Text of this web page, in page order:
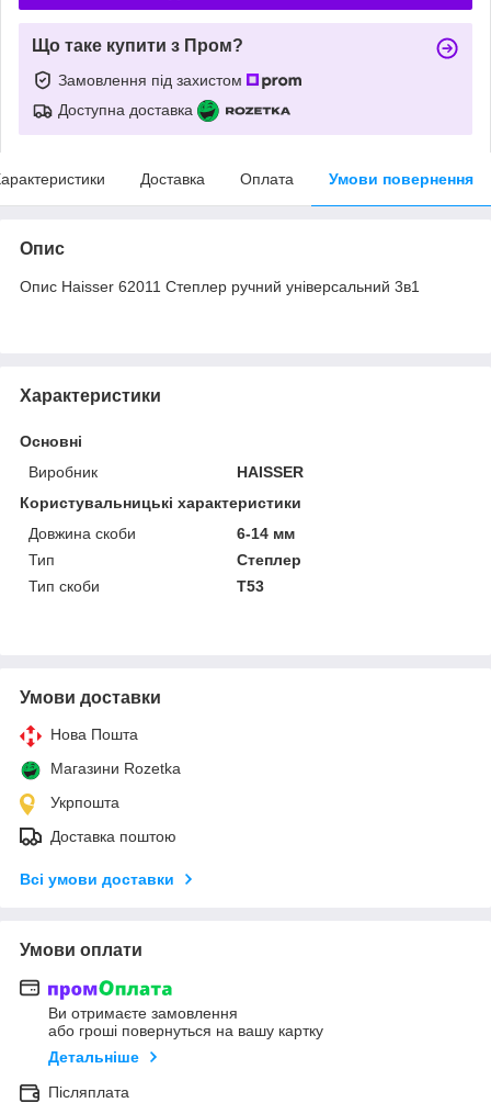
Що таке купити з Пром?
Замовлення під захистом
Доступна доставка
Доставка Оплата Умови повернення
Опис
Опис Haisser 62011 Степлер ручний універсальний 3в1
Характеристики
Основні
Виробник
HAISSER
Користувальницькі характеристики
Довжина скоби
6-14 мм
Тип
Степлер
Тип скоби
Т53
Умови доставки
Нова Пошта
Магазини Rozetka
Укрпошта
Доставка поштою
Всі умови доставки
Умови оплати
Ви отримаєте замовлення
або гроші повернуться на вашу картку
Детальніше
Післяплата